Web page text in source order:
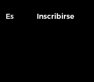
Es Inscribirse